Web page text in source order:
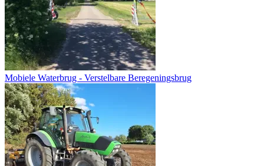
Mobiele Waterbrug - Verstelbare Beregeningsbrug